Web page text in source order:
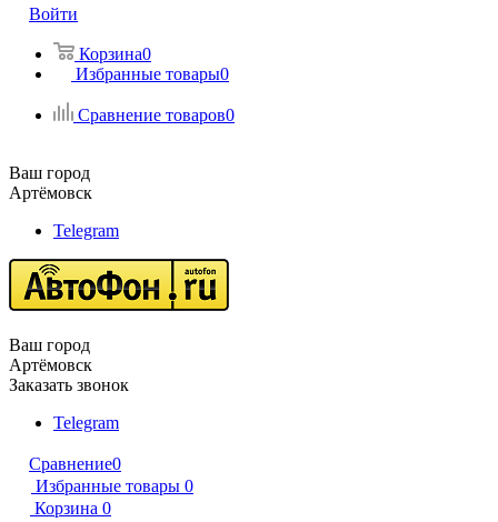
Войти
Корзина0
Избранные товары0
Сравнение товаров0
Ваш город
Артёмовск
Telegram
Ваш город
Артёмовск
Заказать звонок
Telegram
Сравнение0
Избранные товары 0
Корзина 0